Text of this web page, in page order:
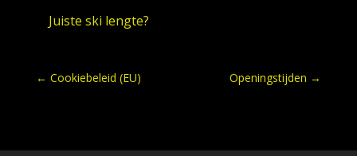
Juiste ski lengte?
← Cookiebeleid (EU) Openingstijden →